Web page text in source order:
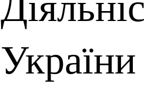
України